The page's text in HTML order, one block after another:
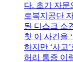
다. 초기 자문
로복지공단
된 디스크 소
칫 이 사건을
하지만 ‘사고
허리 통증 이